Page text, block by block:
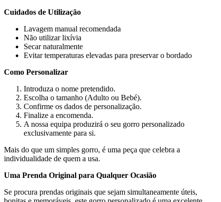
Cuidados de Utilização
Lavagem manual recomendada
Não utilizar lixívia
Secar naturalmente
Evitar temperaturas elevadas para preservar o bordado
Como Personalizar
Introduza o nome pretendido.
Escolha o tamanho (Adulto ou Bebé).
Confirme os dados de personalização.
Finalize a encomenda.
A nossa equipa produzirá o seu gorro personalizado
exclusivamente para si.
Mais do que um simples gorro, é uma peça que celebra a
individualidade de quem a usa.
Uma Prenda Original para Qualquer Ocasião
Se procura prendas originais que sejam simultaneamente úteis,